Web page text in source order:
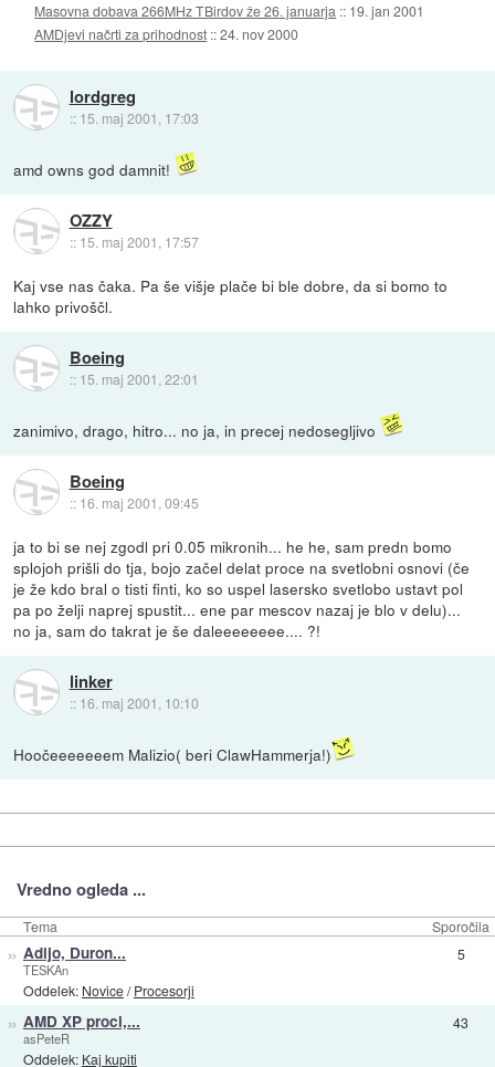
Masovna dobava 266MHz TBirdov že 26. januarja :: 19. jan 2001
AMDjevi načrti za prihodnost ::24. nov 2000
lordgreg
:: 15. maj 2001, 17:03
amd owns god damnit!
OZZY
:: 15. maj 2001, 17:57
Kaj vse nas čaka. Pa še višje plače bi ble dobre, da si bomo to
lahko privoščl.
Boeing
:: 15. maj 2001, 22:01
zanimivo, drago, hitro... no ja, in precej nedosegljivo
Boeing
:: 16. maj 2001, 09:45
ja to bi se nej zgodl pri 0.05 mikronih... he he, sam predn bomo
splojoh prišli do tja, bojo začel delat proce na svetlobni osnovi (če
je že kdo bral o tisti finti, ko so uspel lasersko svetlobo ustavt pol
pa po želji naprej spustit... ene par mescov nazaj je blo v delu)...
no ja, sam do takrat je še daleeeeeeee.... ?!
linker
:: 16. maj 2001, 10:10
Hoočeeeeeeem Malizio( beri ClawHammerja!)
Vredno ogleda ...
Tema Sporočila
» Adijo, Duron...
TESKAn
Oddelek: Novice/Procesorji
5
» AMD XP proci,...
asPeteR
Oddelek: Kaj kupiti
43